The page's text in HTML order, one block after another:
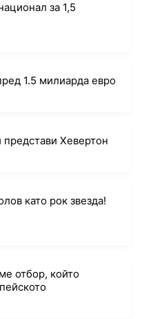
за 1,5
1.5 милиарда евро
Хевертон
като рок звезда!
отбор, който